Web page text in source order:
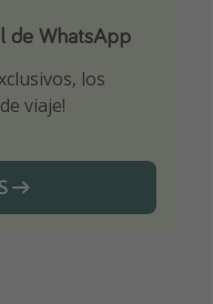
de WhatsApp
los
viaje!
chollazos
de Telegram!
para